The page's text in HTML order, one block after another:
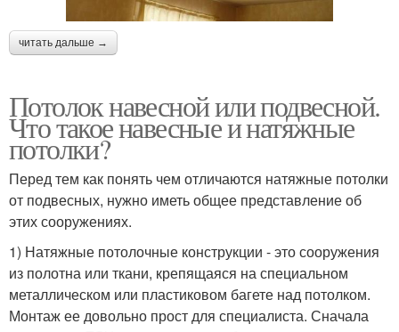
читать дальше →
Потолок навесной или подвесной.
Что такое навесные и натяжные
потолки?
Перед тем как понять чем отличаются натяжные потолки
от подвесных, нужно иметь общее представление об
этих сооружениях.
1) Натяжные потолочные конструкции - это сооружения
из полотна или ткани, крепящаяся на специальном
металлическом или пластиковом багете над потолком.
Монтаж ее довольно прост для специалиста. Сначала